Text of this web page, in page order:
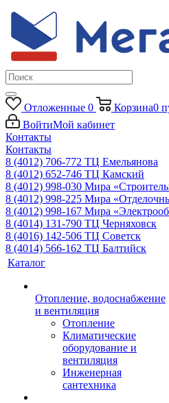
Отложенные 0 Корзина0
ВойтиМой кабинет
Контакты
Контакты
8 (4012) 706-772 ТЦ Емельянова
8 (4012) 652-746 ТЦ Камский
8 (4012) 998-030 Мира
8 (4012) 998-225 Мира
8 (4012) 998-167 Мира
8 (4014) 131-790 ТЦ Черняховск
8 (4016) 142-506 ТЦ Советск
8 (4014) 566-162 ТЦ Балтийск
Каталог
Отопление, водоснабжение
и вентиляция
Отопление
Климатические
оборудование и
вентиляция
Инженерная
сантехника